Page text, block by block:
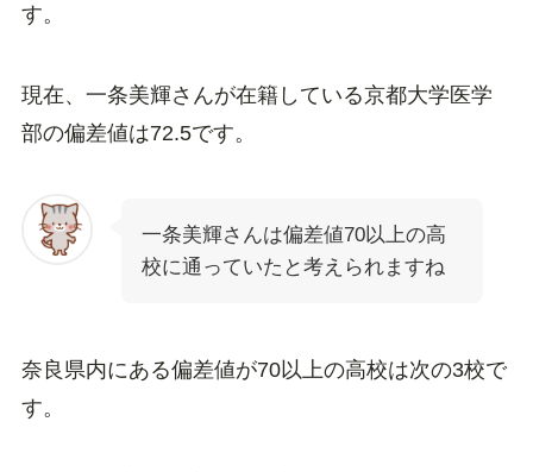
す。
現在、一条美輝さんが在籍している京都大学医学
部の偏差値は72.5です。
一条美輝さんは偏差値70以上の高
校に通っていたと考えられますね
奈良県内にある偏差値が70以上の高校は次の3校で
す。